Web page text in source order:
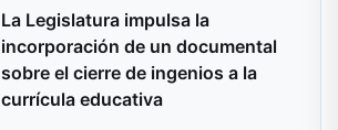
La Legislatura impulsa la
incorporación de un documental
sobre el cierre de ingenios a la
currícula educativa